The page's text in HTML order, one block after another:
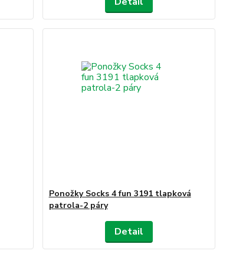
Ponožky Socks 4 fun 3191 tlapková
patrola-2 páry
Detail